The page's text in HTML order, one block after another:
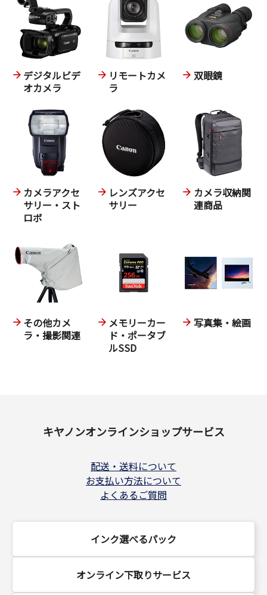
デジタルビデ
オカメラ
リモートカメ
ラ
双眼鏡
カメラアクセ
サリー・スト
ロボ
レンズアクセ
サリー
カメラ収納関
連商品
その他カメ
ラ・撮影関連
メモリーカー
ド・ポータブ
ルSSD
写真集・絵画
キヤノンオンラインショップサービス
配送・送料について
お支払い方法について
よくあるご質問
インク選べるパック
オンライン下取りサービス